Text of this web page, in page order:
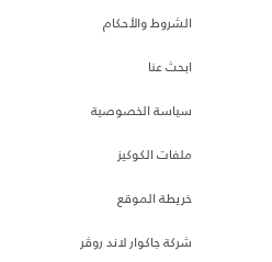
الشروط والأحكام
ابحث عنا
سياسة الخصوصية
ملفات الكوكيز
خريطة الموقع
شركة جاكوار لاند روڤر